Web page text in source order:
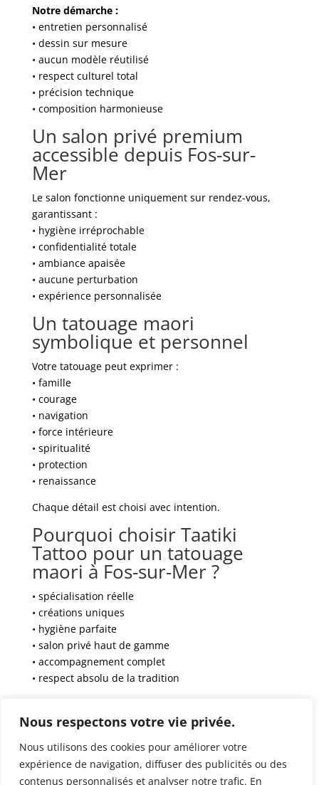
Nous respectons votre vie privée.
Nous utilisons des cookies pour améliorer votre
expérience de navigation, diffuser des publicités ou des
contenus personnalisés et analyser notre trafic. En
Notre démarche :
• entretien personnalisé
• dessin sur mesure
• aucun modèle réutilisé
• respect culturel total
• précision technique
• composition harmonieuse
Un salon privé premium
accessible depuis Fos-sur-
Mer
Le salon fonctionne uniquement sur rendez-vous,
garantissant :
• hygiène irréprochable
• confidentialité totale
• ambiance apaisée
• aucune perturbation
• expérience personnalisée
Un tatouage maori
symbolique et personnel
Votre tatouage peut exprimer :
• famille
• courage
• navigation
• force intérieure
• spiritualité
• protection
• renaissance
Chaque détail est choisi avec intention.
Pourquoi choisir Taatiki
Tattoo pour un tatouage
maori à Fos-sur-Mer ?
• spécialisation réelle
• créations uniques
• hygiène parfaite
• salon privé haut de gamme
• accompagnement complet
• respect absolu de la tradition
https://www.taatikitattoo.fr/
Conclusion
Pour untatouage maori à Fos-sur-Mer fort et